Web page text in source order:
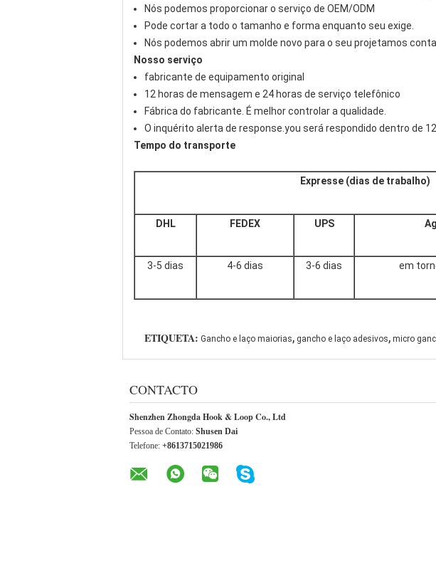
Nós podemos proporcionar o serviço de OEM/ODM
Pode cortar a todo o tamanho e forma enquanto seu exige.
Nós podemos abrir um molde novo para o seu projetamos
Nosso serviço
fabricante de equipamento original
12 horas de mensagem e 24 horas de serviço telefônico
Fábrica do fabricante. É melhor controlar a qualidade.
O inquérito alerta de response.you será respondido dentro de 12
Tempo do transporte
Expresse (dias de trabalho)
DHL FEDEX UPS
3-5 dias 4-6 dias 3-6 dias em
ETIQUETA: Gancho e laço maiorias, gancho e laço adesivos, micro
CONTACTO
Shenzhen Zhongda Hook & Loop Co., Ltd
Pessoa de Contato: Shusen Dai
Telefone: +8613715021986